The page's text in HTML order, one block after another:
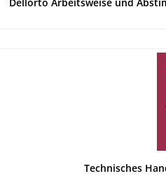
Technisches